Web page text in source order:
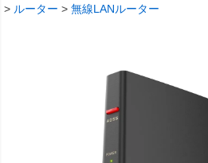
ルーター
無線LANルーター